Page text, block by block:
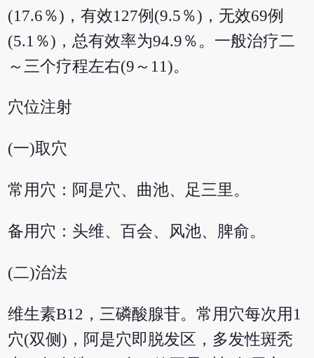
(17.6％)，有效127例(9.5％)，无效69例
(5.1％)，总有效率为94.9％。一般治疗二
～三个疗程左右(9～11)。
穴位注射
(一)取穴
常用穴：阿是穴、曲池、足三里。
备用穴：头维、百会、风池、脾俞。
(二)治法
维生素B12，三磷酸腺苷。常用穴每次用1
穴(双侧)，阿是穴即脱发区，多发性斑秃